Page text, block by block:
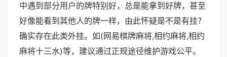
中遇到部分用户的牌特别好，总是能拿到好牌，甚至
好像能看到其他人的牌一样，由此怀疑是不是有挂？
确实存在此类外挂。如(网易棋牌麻将,相约麻将,相约
麻将十三水)等，建议通过正规途径维护游戏公平。